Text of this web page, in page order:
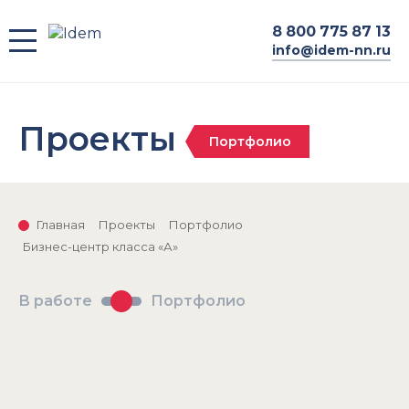
8 800 775 87 13
info@idem-nn.ru
Проекты Портфолио
Главная Проекты
Портфолио
Бизнес-центр класса «А»
В работе Портфолио